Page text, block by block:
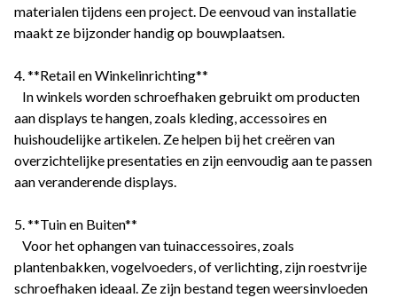
materialen tijdens een project. De eenvoud van installatie
maakt ze bijzonder handig op bouwplaatsen.
4. **Retail en Winkelinrichting**
In winkels worden schroefhaken gebruikt om producten
aan displays te hangen, zoals kleding, accessoires en
huishoudelijke artikelen. Ze helpen bij het creëren van
overzichtelijke presentaties en zijn eenvoudig aan te passen
aan veranderende displays.
5. **Tuin en Buiten**
Voor het ophangen van tuinaccessoires, zoals
plantenbakken, vogelvoeders, of verlichting, zijn roestvrije
schroefhaken ideaal. Ze zijn bestand tegen weersinvloeden